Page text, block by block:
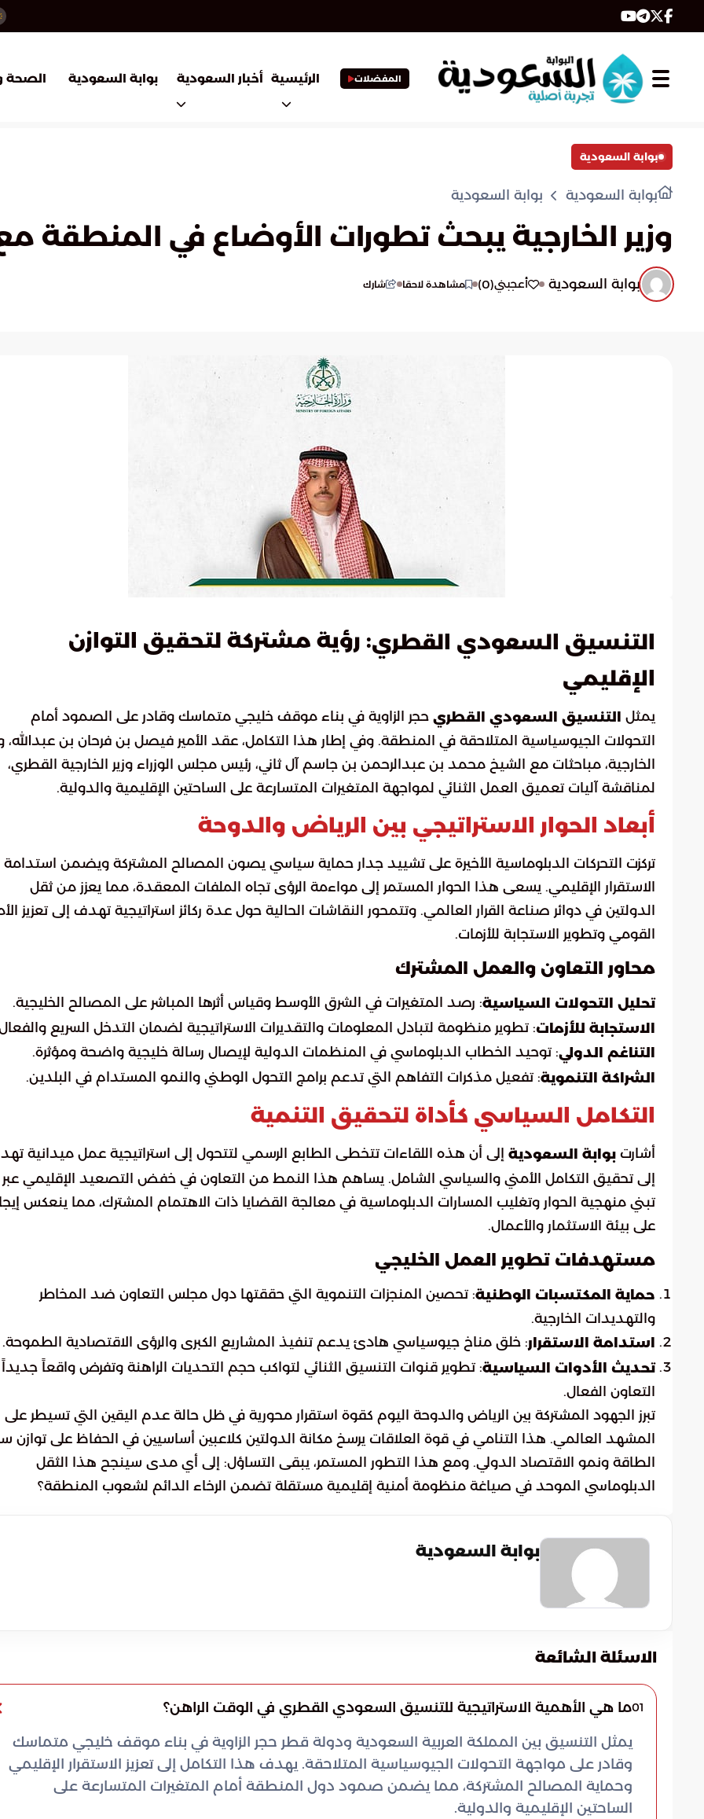
المفضلات الرئيسية أخبار السعودية بوابة السعودية الصحة
بوابة السعودية
بوابة السعودية بوابة السعودية
وزير الخارجية يبحث تطورات الأوضاع في المنطقة
بوابة السعودية أعجبني(
0
) مشاهدة لاحقا شارك
التنسيق السعودي القطري: رؤية مشتركة لتحقيق التوازن
الإقليمي
يمثل التنسيق السعودي القطري حجر الزاوية في بناء موقف خليجي متماسك وقادر على الصمود أمام
التحولات الجيوسياسية المتلاحقة في المنطقة. وفي إطار هذا التكامل، عقد الأمير فيصل بن فرحان بن عبدالله،
الخارجية، مباحثات مع الشيخ محمد بن عبدالرحمن بن جاسم آل ثاني، رئيس مجلس الوزراء وزير الخارجية القطري،
لمناقشة آليات تعميق العمل الثنائي لمواجهة المتغيرات المتسارعة على الساحتين الإقليمية والدولية.
أبعاد الحوار الاستراتيجي بين الرياض والدوحة
تركزت التحركات الدبلوماسية الأخيرة على تشييد جدار حماية سياسي يصون المصالح المشتركة ويضمن استدامة
الاستقرار الإقليمي. يسعى هذا الحوار المستمر إلى مواءمة الرؤى تجاه الملفات المعقدة، مما يعزز من ثقل
الدولتين في دوائر صناعة القرار العالمي. وتتمحور النقاشات الحالية حول عدة ركائز استراتيجية تهدف إلى تعزيز
القومي وتطوير الاستجابة للأزمات.
محاور التعاون والعمل المشترك
تحليل التحولات السياسية: رصد المتغيرات في الشرق الأوسط وقياس أثرها المباشر على المصالح الخليجية.
الاستجابة للأزمات: تطوير منظومة لتبادل المعلومات والتقديرات الاستراتيجية لضمان التدخل السريع
التناغم الدولي: توحيد الخطاب الدبلوماسي في المنظمات الدولية لإيصال رسالة خليجية واضحة ومؤثرة.
الشراكة التنموية: تفعيل مذكرات التفاهم التي تدعم برامج التحول الوطني والنمو المستدام في البلدين.
التكامل السياسي كأداة لتحقيق التنمية
أشارت بوابة السعودية إلى أن هذه اللقاءات تتخطى الطابع الرسمي لتتحول إلى استراتيجية عمل ميدانية
إلى تحقيق التكامل الأمني والسياسي الشامل. يساهم هذا النمط من التعاون في خفض التصعيد الإقليمي عبر
تبني منهجية الحوار وتغليب المسارات الدبلوماسية في معالجة القضايا ذات الاهتمام المشترك، مما ينعكس
على بيئة الاستثمار والأعمال.
مستهدفات تطوير العمل الخليجي
حماية المكتسبات الوطنية: تحصين المنجزات التنموية التي حققتها دول مجلس التعاون ضد المخاطر
والتهديدات الخارجية.
استدامة الاستقرار: خلق مناخ جيوسياسي هادئ يدعم تنفيذ المشاريع الكبرى والرؤى الاقتصادية الطموحة.
تحديث الأدوات السياسية: تطوير قنوات التنسيق الثنائي لتواكب حجم التحديات الراهنة وتفرض واقعاً
التعاون الفعال.
تبرز الجهود المشتركة بين الرياض والدوحة اليوم كقوة استقرار محورية في ظل حالة عدم اليقين التي تسيطر على
المشهد العالمي. هذا التنامي في قوة العلاقات يرسخ مكانة الدولتين كلاعبين أساسيين في الحفاظ على توازن
الطاقة ونمو الاقتصاد الدولي. ومع هذا التطور المستمر، يبقى التساؤل: إلى أي مدى سينجح هذا الثقل
الدبلوماسي الموحد في صياغة منظومة أمنية إقليمية مستقلة تضمن الرخاء الدائم لشعوب المنطقة؟
بوابة السعودية
الاسئلة الشائعة
01ما هي الأهمية الاستراتيجية للتنسيق السعودي القطري في الوقت الراهن؟
يمثل التنسيق بين المملكة العربية السعودية ودولة قطر حجر الزاوية في بناء موقف خليجي متماسك
وقادر على مواجهة التحولات الجيوسياسية المتلاحقة. يهدف هذا التكامل إلى تعزيز الاستقرار الإقليمي
وحماية المصالح المشتركة، مما يضمن صمود دول المنطقة أمام المتغيرات المتسارعة على
الساحتين الإقليمية والدولية.